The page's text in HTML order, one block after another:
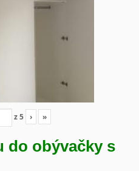
z5 › »
do obývačky s